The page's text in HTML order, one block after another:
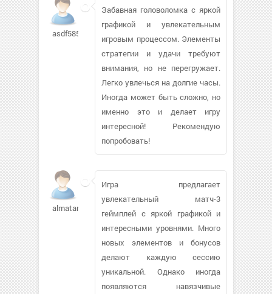
asdf5857
Забавная головоломка с яркой
графикой и увлекательным
игровым процессом. Элементы
стратегии и удачи требуют
внимания, но не перегружает.
Легко увлечься на долгие часы.
Иногда может быть сложно, но
именно это и делает игру
интересной! Рекомендую
попробовать!
almatarhan640
Игра предлагает
увлекательный матч-3
геймплей с яркой графикой и
интересными уровнями. Много
новых элементов и бонусов
делают каждую сессию
уникальной. Однако иногда
появляются навязчивые